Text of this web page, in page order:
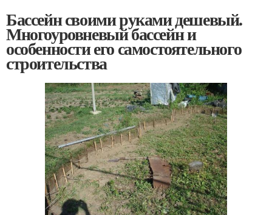
Бассейн своими руками дешевый.
Многоуровневый бассейн и
особенности его самостоятельного
строительства